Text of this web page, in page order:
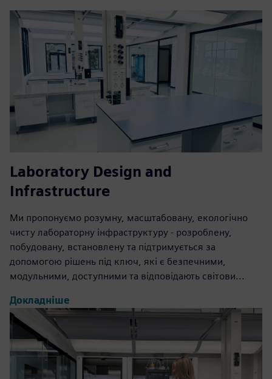
Laboratory Design and
Infrastructure
Ми пропонуємо розумну, масштабовану, екологічно
чисту лабораторну інфраструктуру - розроблену,
побудовану, встановлену та підтримується за
допомогою рішень під ключ, які є безпечними,
модульними, доступними та відповідають світови...
Докладніше